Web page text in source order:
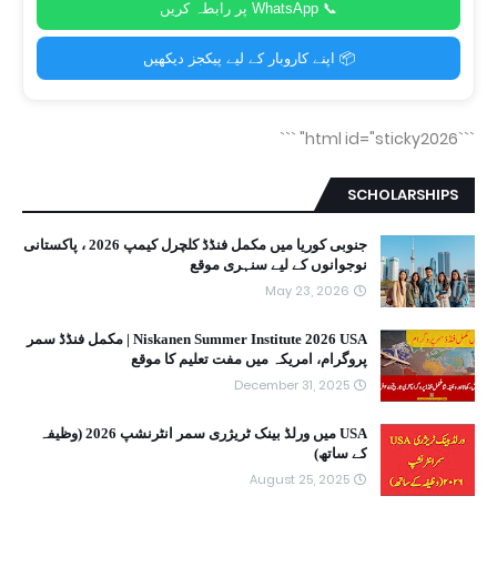
📞 WhatsApp پر رابطہ کریں
📦 اپنے کاروبار کے لیے پیکجز دیکھیں
```html id="sticky2026"
```
SCHOLARSHIPS
جنوبی کوریا میں مکمل فنڈڈ کلچرل کیمپ 2026 ، پاکستانی
نوجوانوں کے لیے سنہری موقع
May 23, 2026
Niskanen Summer Institute 2026 USA | مکمل فنڈڈ سمر
پروگرام، امریکہ میں مفت تعلیم کا موقع
December 31, 2025
USA میں ورلڈ بینک ٹریژری سمر انٹرنشپ 2026 (وظیفہ
کے ساتھ)
August 25, 2025